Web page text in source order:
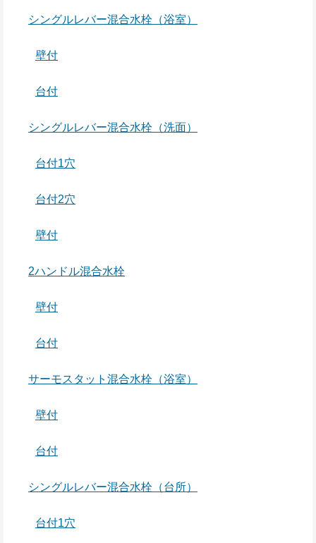
シングルレバー混合水栓（浴室）
壁付
台付
シングルレバー混合水栓（洗面）
台付1穴
台付2穴
壁付
2ハンドル混合水栓
壁付
台付
サーモスタット混合水栓（浴室）
壁付
台付
シングルレバー混合水栓（台所）
台付1穴